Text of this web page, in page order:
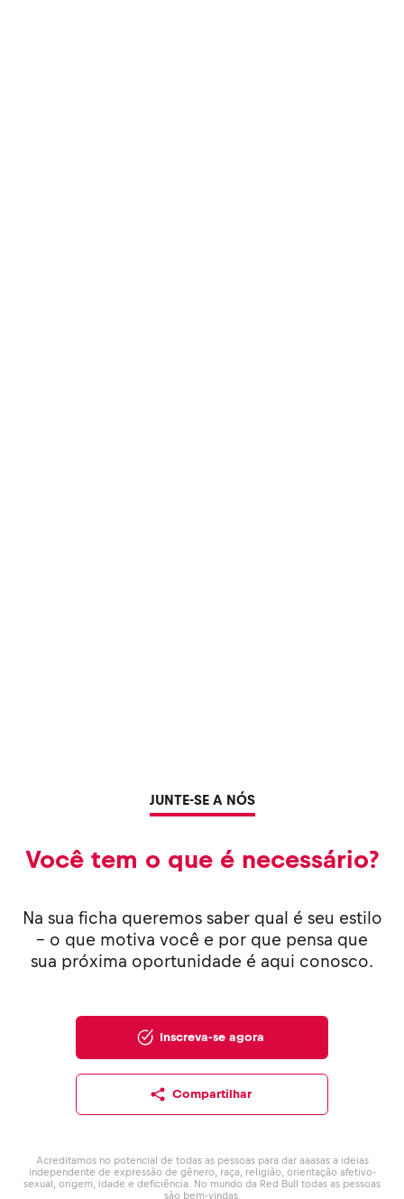
JUNTE-SE A NÓS
Você tem o que é necessário?
Na sua ficha queremos saber qual é seu estilo
– o que motiva você e por que pensa que
sua próxima oportunidade é aqui conosco.
Inscreva-se agora
Compartilhar
Acreditamos no potencial de todas as pessoas para dar aaasas a ideias
independente de expressão de gênero, raça, religião, orientação afetivo-
sexual, origem, idade e deficiência. No mundo da Red Bull todas as pessoas
são bem-vindas.